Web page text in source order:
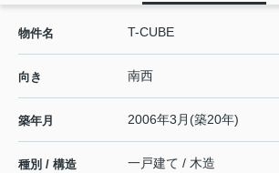
物件名 T-CUBE
向き 南西
築年月 2006年3月(築20年)
種別 / 構造 一戸建て / 木造